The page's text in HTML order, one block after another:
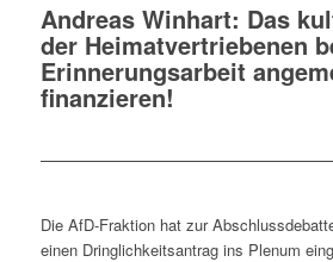
Andreas Winhart: Das
der Heimatvertriebenen
Erinnerungsarbeit
finanzieren!
Die AfD-Fraktion hat zur
einen Dringlichkeitsantrag ins Plenum